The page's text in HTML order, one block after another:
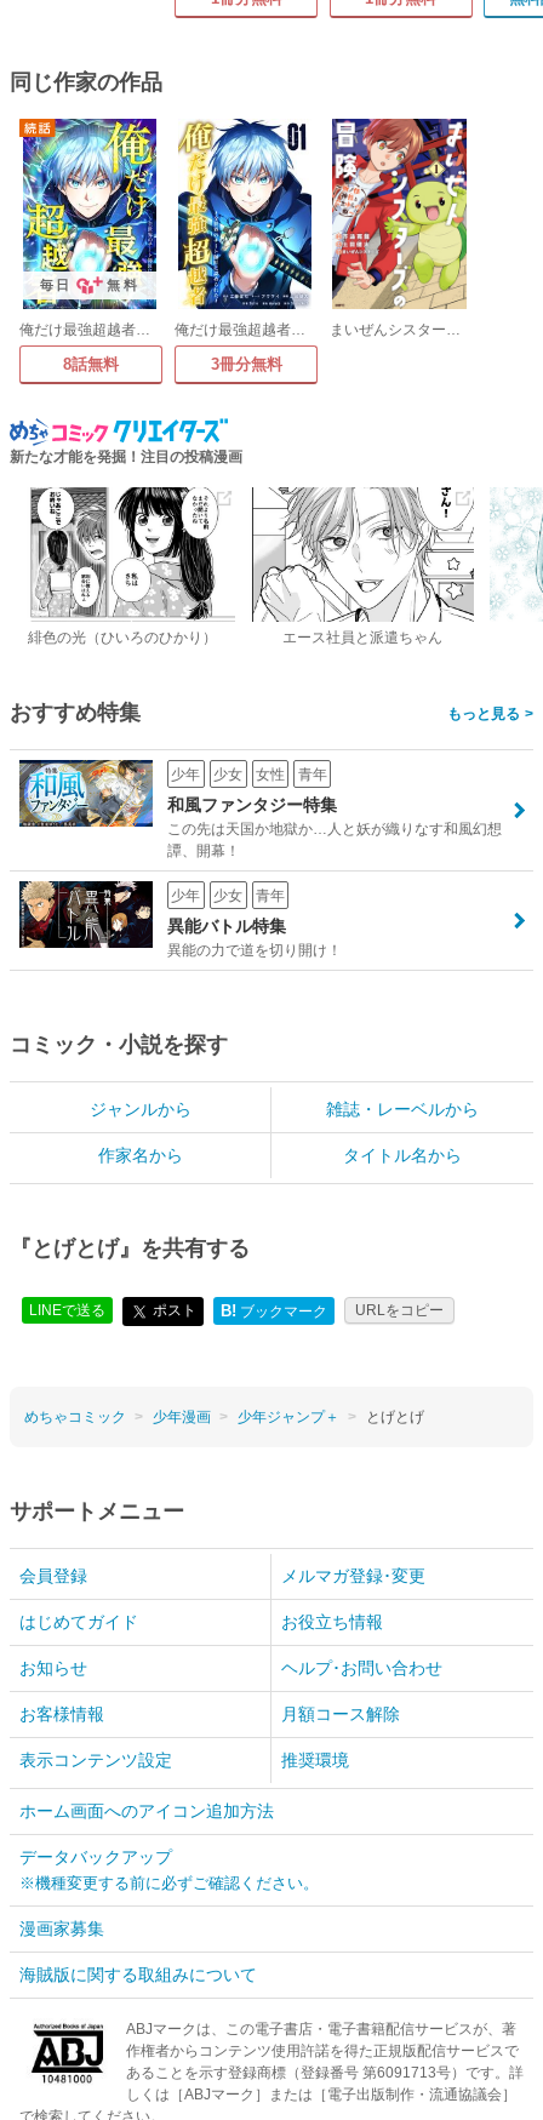
同じ作家の作品
毎日 無料
俺だけ最強超越者～全世界のチート師匠に認められた～
8話無料
俺だけ最強超越者～全世界のチート師匠に認められた～【単行本】
3冊分無料
まいぜんシスターズの冒険 ～物ノ怪神社とたまゆらの姫～
新たな才能を発掘！注目の投稿漫画
緋色の光（ひいろのひかり） エース社員と派遣ちゃん
おすすめ特集 >
少年 少女 女性 青年
和風ファンタジー特集
この先は天国か地獄か…人と妖が織りなす和風幻想
譚、開幕！
少年 少女 青年
異能バトル特集
異能の力で道を切り開け！
コミック・小説を探す
ジャンルから 雑誌・レーベルから
作家名から タイトル名から
『とげとげ』を共有する
LINEで送る ポスト B! ブックマーク URLをコピー
めちゃコミック 少年漫画 少年ジャンプ＋ とげとげ
サポートメニュー
会員登録 メルマガ登録･変更
はじめてガイド お役立ち情報
お知らせ ヘルプ･お問い合わせ
お客様情報 月額コース解除
表示コンテンツ設定 推奨環境
ホーム画面へのアイコン追加方法
データバックアップ
※機種変更する前に必ずご確認ください。
漫画家募集
海賊版に関する取組みについて
ABJマークは、この電子書店・電子書籍配信サービスが、著
作権者からコンテンツ使用許諾を得た正規版配信サービスで
あることを示す登録商標（登録番号 第6091713号）です。詳
しくは［ABJマーク］または［電子出版制作・流通協議会］
で検索してください。